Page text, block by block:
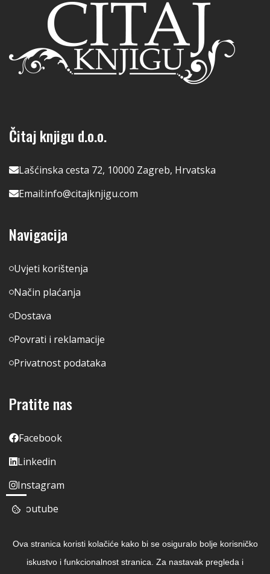
Čitaj knjigu d.o.o.
Lašćinska cesta 72, 10000 Zagreb, Hrvatska
Email:info@citajknjigu.com
Navigacija
Uvjeti korištenja
Način plaćanja
Dostava
Povrati i reklamacije
Privatnost podataka
Pratite nas
Facebook
Linkedin
Instagram
Youtube
Ova stranica koristi kolačiće kako bi se osiguralo bolje korisničko
iskustvo i funkcionalnost stranica. Za nastavak pregleda i